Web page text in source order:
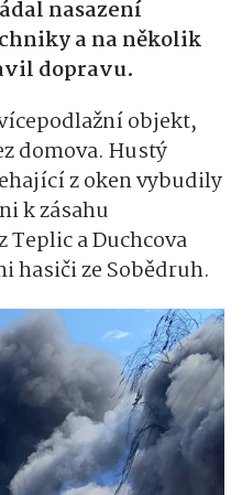
nasazení
a na několik
dopravu.
objekt,
domova. Hustý
z oken vybudily
k zásahu
a Duchcova
hasiči ze Sobědruh.